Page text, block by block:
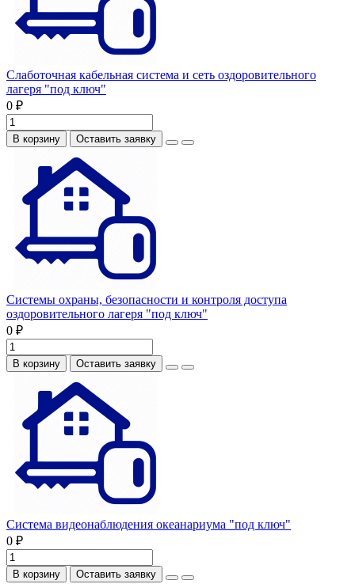
Слаботочная кабельная система и сеть оздоровительного
лагеря "под ключ"
0 ₽
В корзину Оставить заявку
Системы охраны, безопасности и контроля доступа
оздоровительного лагеря "под ключ"
0 ₽
В корзину Оставить заявку
Система видеонаблюдения океанариума "под ключ"
0 ₽
В корзину Оставить заявку